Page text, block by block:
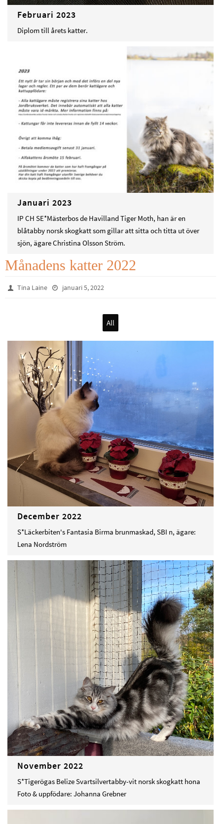
Februari 2023
Diplom till årets katter.
Januari 2023
IP CH SE*Mästerbos de Havilland Tiger Moth, han är en
blåtabby norsk skogkatt som gillar att sitta och titta ut över
sjön, ägare Christina Olsson Ström.
Månadens katter 2022
Tina Laine januari 5, 2022
All
December 2022
S*Läckerbiten's Fantasia Birma brunmaskad, SBI n, ägare:
Lena Nordström
November 2022
S*Tigerögas Belize Svartsilvertabby-vit norsk skogkatt hona
Foto & uppfödare: Johanna Grebner